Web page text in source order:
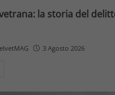
la storia del
3 Agosto 2026